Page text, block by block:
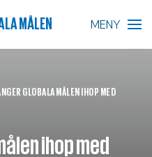
MÅLEN MENY
GLOBALA MÅLEN IHOP MED
ihop med